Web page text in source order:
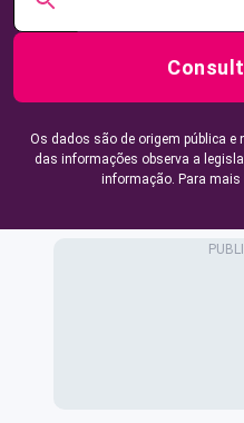
Os dados são de origem pública
das informações observa a
informação. Para